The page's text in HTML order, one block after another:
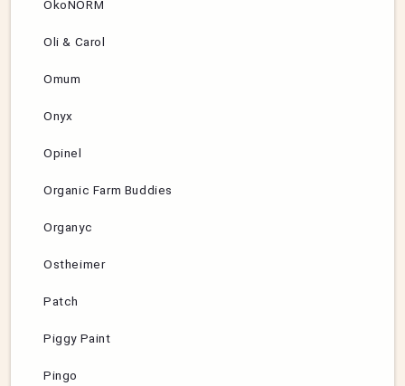
ÖkoNORM
Oli & Carol
Omum
Onyx
Opinel
Organic Farm Buddies
Organyc
Ostheimer
Patch
Piggy Paint
Pingo